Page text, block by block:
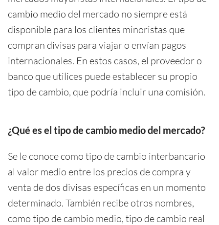
cambio medio del mercado no siempre está
disponible para los clientes minoristas que
compran divisas para viajar o envían pagos
internacionales. En estos casos, el proveedor o
banco que utilices puede establecer su propio
tipo de cambio, que podría incluir una comisión.
¿Qué es el tipo de cambio medio del mercado?
Se le conoce como tipo de cambio interbancario
al valor medio entre los precios de compra y
venta de dos divisas específicas en un momento
determinado. También recibe otros nombres,
como tipo de cambio medio, tipo de cambio real